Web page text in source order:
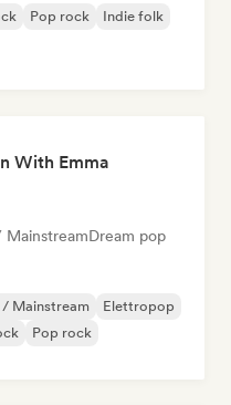
Pop rock Indie folk
With Emma
Dream pop
Mainstream
Elettropop
Pop rock